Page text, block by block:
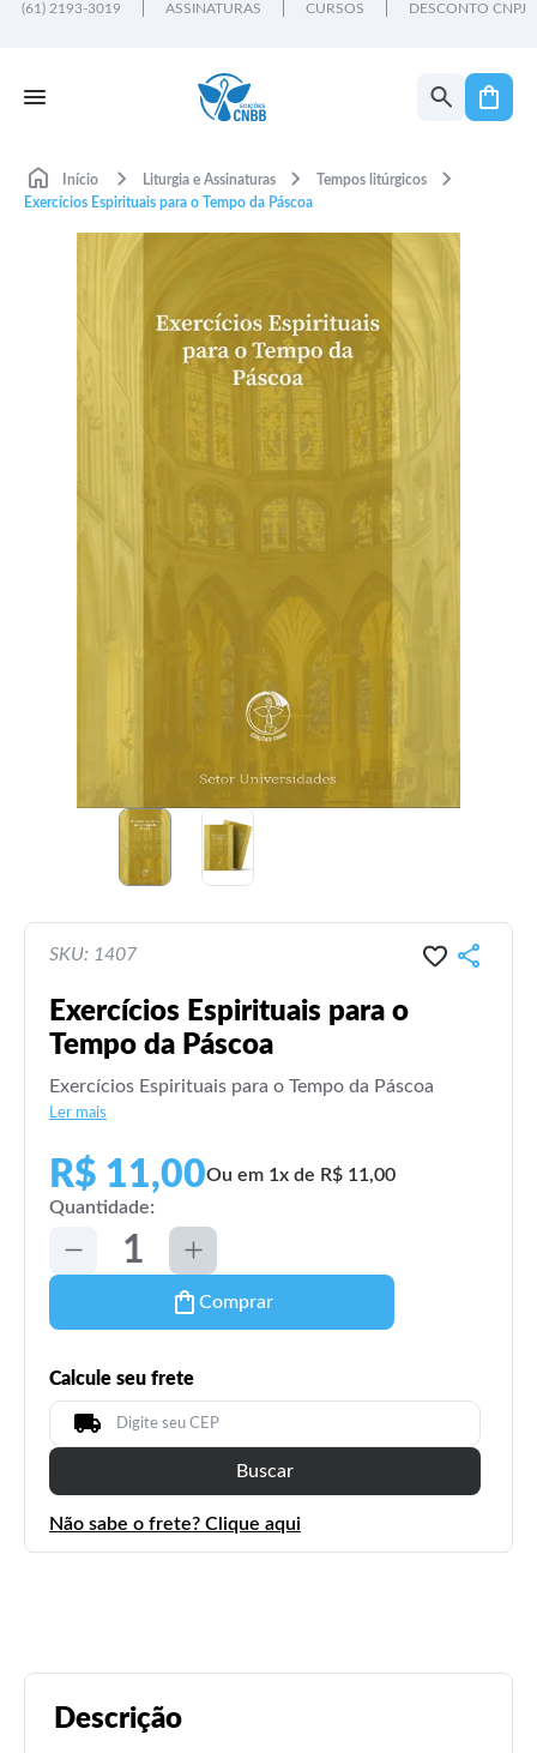
(61) 2193-3019 ASSINATURAS CURSOS DESCONTO CNPJ
Início Liturgia e Assinaturas
Tempos litúrgicos
Exercícios Espirituais para o Tempo da Páscoa
SKU: 1407
Exercícios Espirituais para o
Tempo da Páscoa
Exercícios Espirituais para o Tempo da Páscoa
Ler mais
R$ 11,00Ou em 1x de R$ 11,00
Quantidade:
Comprar
Calcule seu frete
Buscar
Não sabe o frete? Clique aqui
Descrição